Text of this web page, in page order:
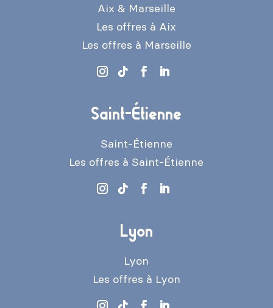
Aix & Marseille
Les offres à Aix
Les offres à Marseille
Saint-Étienne
Saint-Étienne
Les offres à Saint-Étienne
Lyon
Lyon
Les offres à Lyon